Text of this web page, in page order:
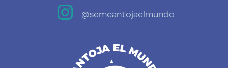
 @semeantojaelmundo